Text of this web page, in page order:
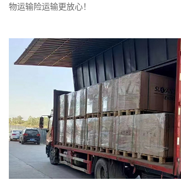
物运输险运输更放心！